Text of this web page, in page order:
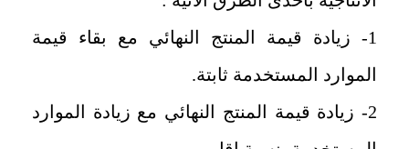
1- زيادة قيمة المنتج النهائي مع بقاء قيمة
الموارد المستخدمة ثابتة.
2- زيادة قيمة المنتج النهائي مع زيادة الموارد